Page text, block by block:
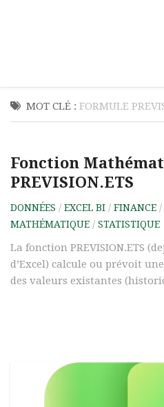
MOT CLÉ : FORMULE
Fonction
PREVISION.ETS
DONNÉES / EXCEL BI / FINANCE /
MATHÉMATIQUE / STATISTIQUE
La fonction PREVISION.ETS
d’Excel) calcule ou prévoit
des valeurs existantes